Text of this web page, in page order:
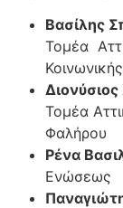
Βασίλης
Τομέα
Τομέα
Φαλήρου
Ρένα
Ενώσεως